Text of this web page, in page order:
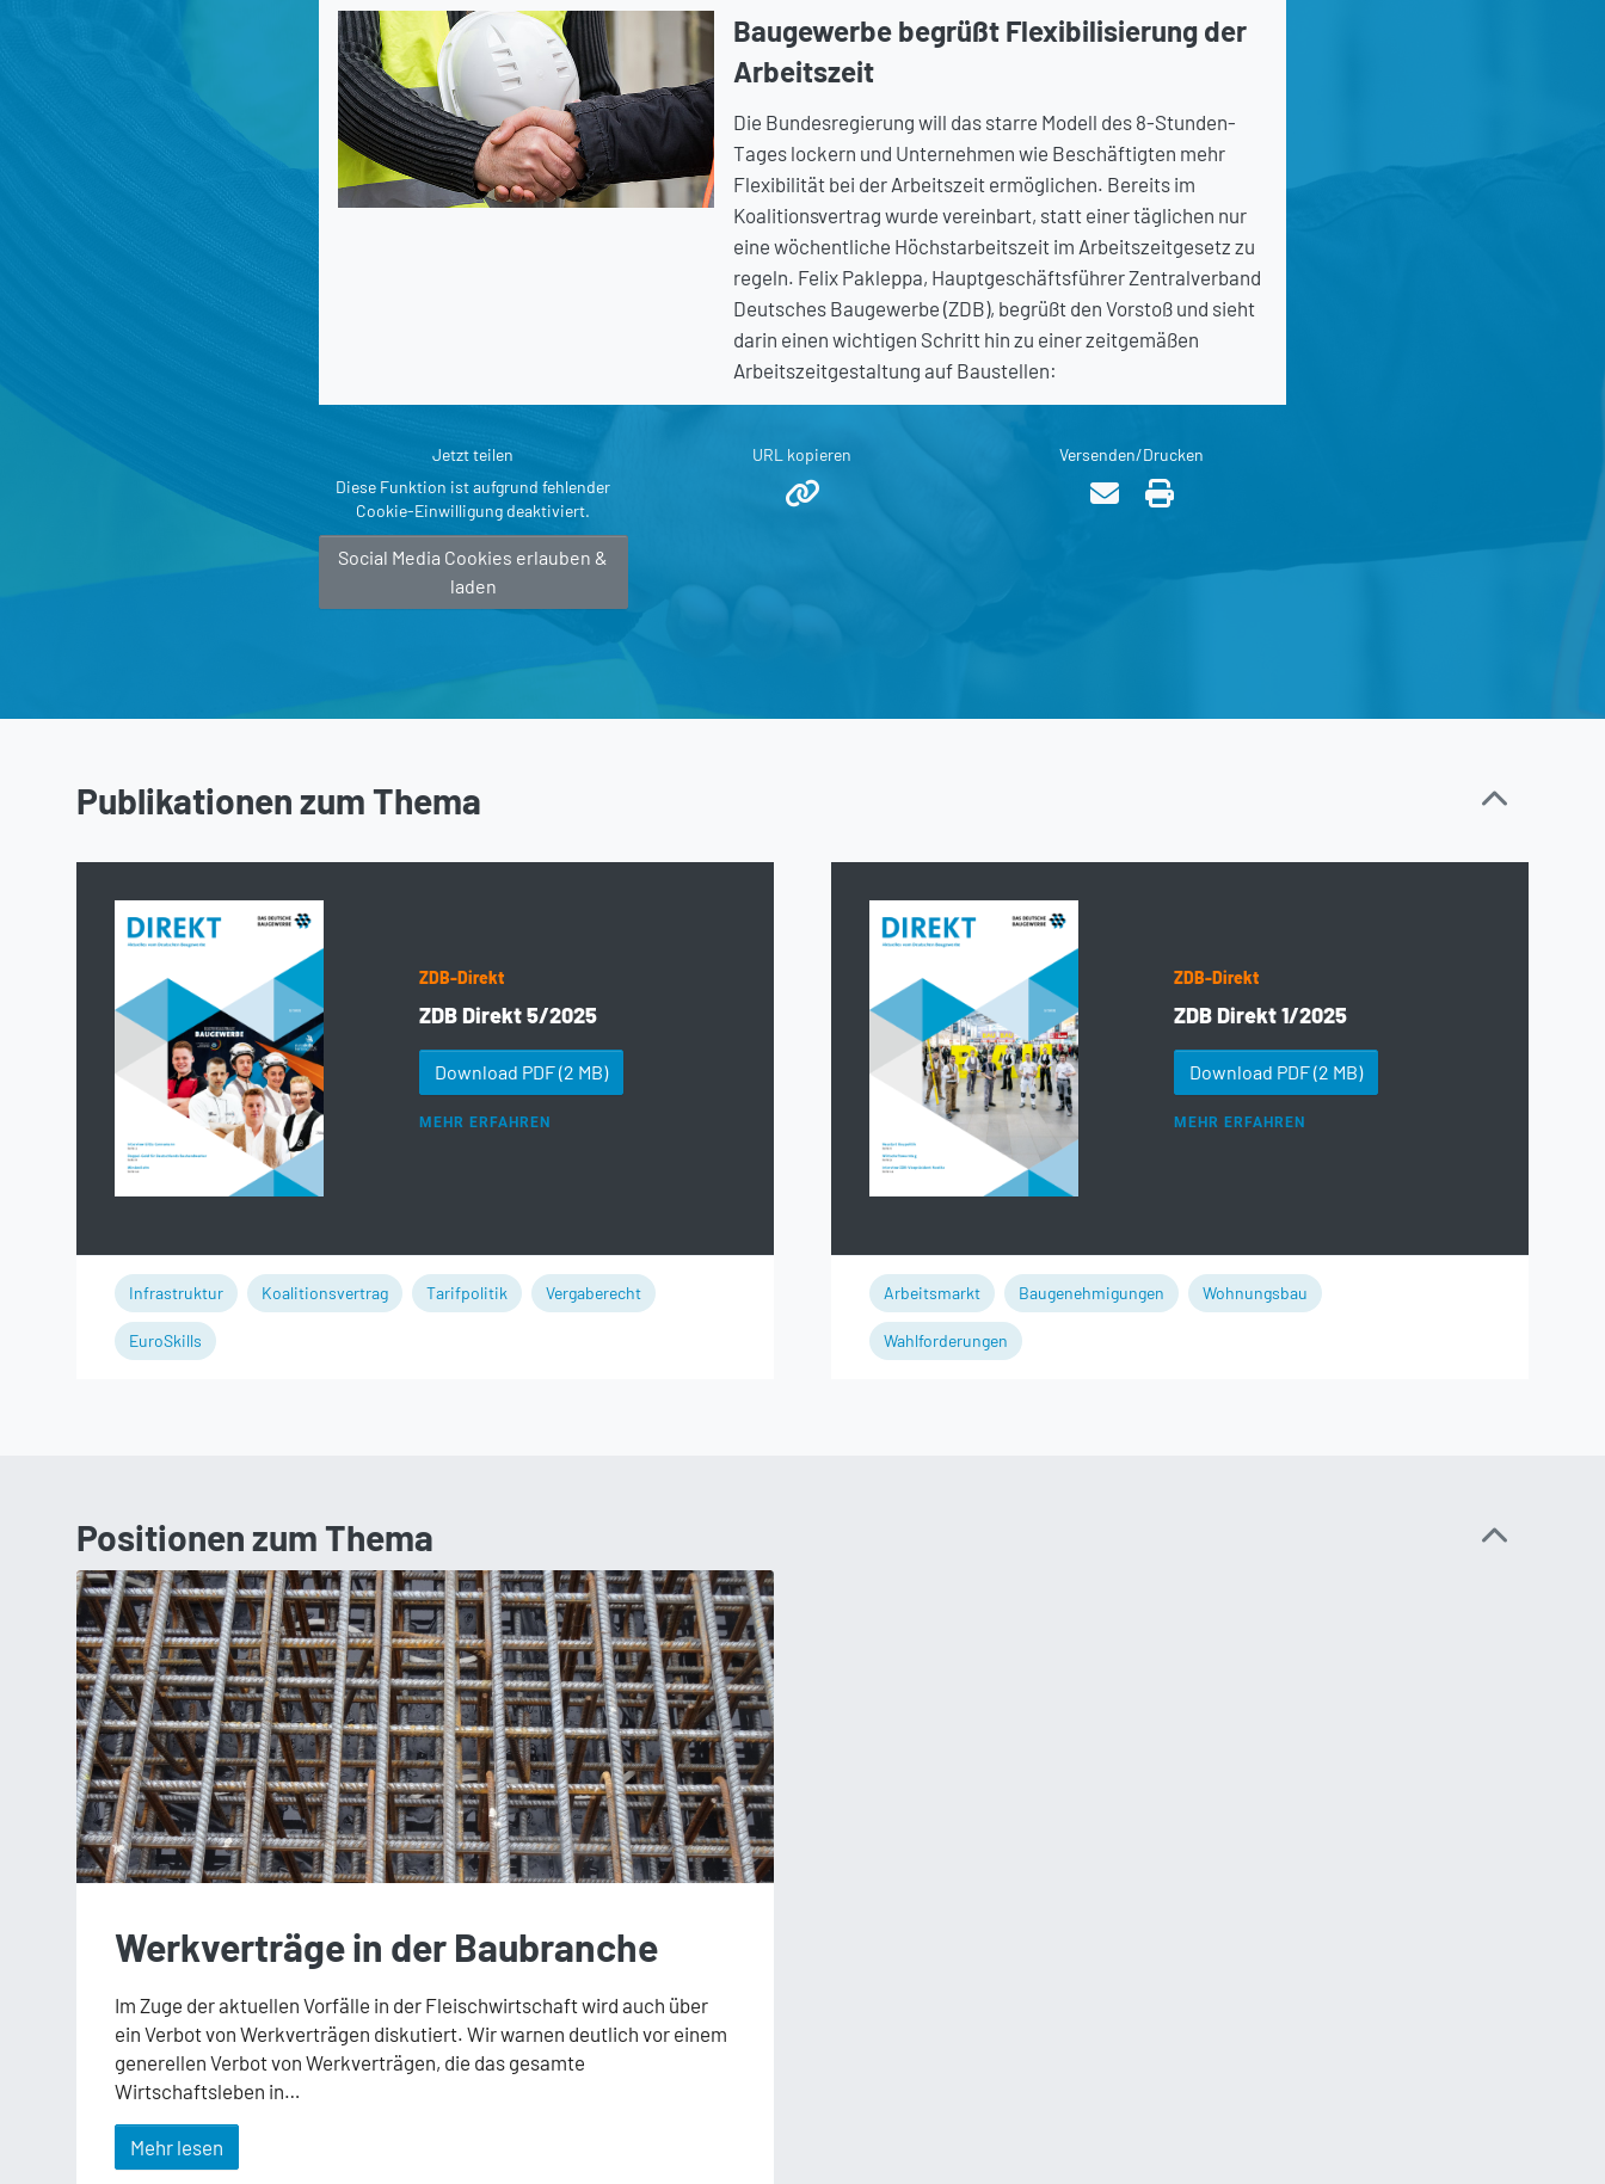
Baugewerbe begrüßt Flexibilisierung der
Arbeitszeit
Die Bundesregierung will das starre Modell des 8-Stunden-
Tages lockern und Unternehmen wie Beschäftigten mehr
Flexibilität bei der Arbeitszeit ermöglichen. Bereits im
Koalitionsvertrag wurde vereinbart, statt einer täglichen nur
eine wöchentliche Höchstarbeitszeit im Arbeitszeitgesetz zu
regeln. Felix Pakleppa, Hauptgeschäftsführer Zentralverband
Deutsches Baugewerbe (ZDB), begrüßt den Vorstoß und sieht
darin einen wichtigen Schritt hin zu einer zeitgemäßen
Arbeitszeitgestaltung auf Baustellen:
Jetzt teilen
Diese Funktion ist aufgrund fehlender
Cookie-Einwilligung deaktiviert.
Social Media Cookies erlauben &
laden
URL kopieren Versenden/Drucken
Publikationen zum Thema
ZDB-Direkt
ZDB Direkt 5/2025
Download PDF(2 MB)
MEHR ERFAHREN
Infrastruktur Koalitionsvertrag Tarifpolitik Vergaberecht
EuroSkills
ZDB-Direkt
ZDB Direkt 1/2025
Download PDF(2 MB)
MEHR ERFAHREN
Arbeitsmarkt Baugenehmigungen Wohnungsbau
Wahlforderungen
Positionen zum Thema
Werkverträge in der Baubranche
Im Zuge der aktuellen Vorfälle in der Fleischwirtschaft wird auch über
ein Verbot von Werkverträgen diskutiert. Wir warnen deutlich vor einem
generellen Verbot von Werkverträgen, die das gesamte
Wirtschaftsleben in…
Mehr lesen